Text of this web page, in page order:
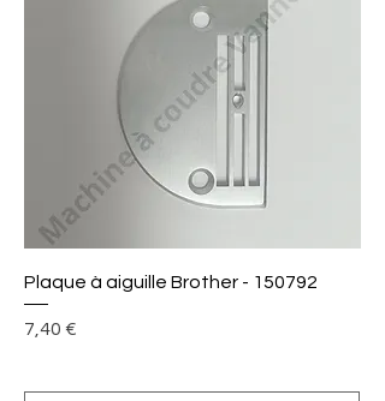
Plaque à aiguille Brother - 150792
Prix
7,40 €